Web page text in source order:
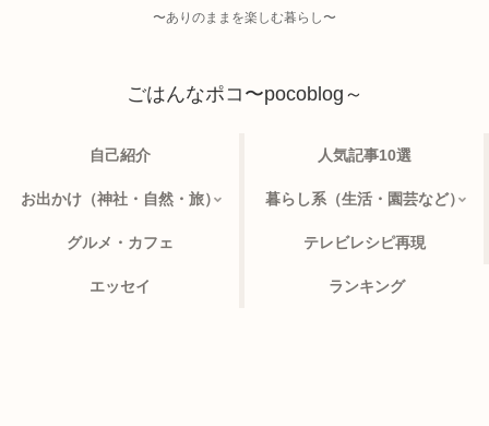
〜ありのままを楽しむ暮らし〜
ごはんなポコ〜pocoblog～
自己紹介 人気記事10選
お出かけ（神社・自然・旅） 暮らし系（生活・園芸など）
グルメ・カフェ テレビレシピ再現
エッセイ ランキング